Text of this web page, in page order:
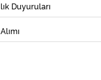
Duyuruları